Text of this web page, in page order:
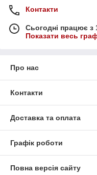
Контакти
Сьогодні працює з
Показати весь
Про нас
Контакти
Доставка та оплата
Графік роботи
Повна версія сайту